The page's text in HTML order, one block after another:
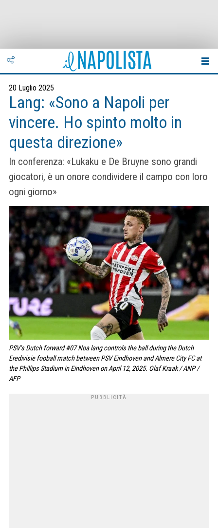
20 Luglio 2025
Lang: «Sono a Napoli per
vincere. Ho spinto molto in
questa direzione»
In conferenza: «Lukaku e De Bruyne sono grandi
giocatori, è un onore condividere il campo con loro
ogni giorno»
PSV's Dutch forward #07 Noa lang controls the ball during the Dutch
Eredivisie fooball match between PSV Eindhoven and Almere City FC at
the Phillips Stadium in Eindhoven on April 12, 2025. Olaf Kraak / ANP /
AFP